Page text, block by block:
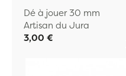
Dé à jouer 30 mm
Artisan du Jura
3,00 €